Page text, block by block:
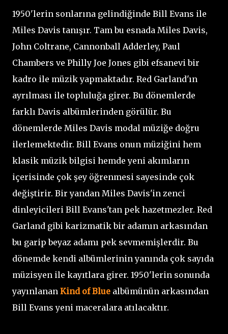
1950'lerin sonlarına gelindiğinde Bill Evans ile
Miles Davis tanışır. Tam bu esnada Miles Davis,
John Coltrane, Cannonball Adderley, Paul
Chambers ve Philly Joe Jones gibi efsanevi bir
kadro ile müzik yapmaktadır. Red Garland'ın
ayrılması ile topluluğa girer. Bu dönemlerde
farklı Davis albümlerinden görülür. Bu
dönemlerde Miles Davis modal müziğe doğru
ilerlemektedir. Bill Evans onun müziğini hem
klasik müzik bilgisi hemde yeni akımların
içerisinde çok şey öğrenmesi sayesinde çok
değiştirir. Bir yandan Miles Davis'in zenci
dinleyicileri Bill Evans'tan pek hazetmezler. Red
Garland gibi karizmatik bir adamın arkasından
bu garip beyaz adamı pek sevmemişlerdir. Bu
dönemde kendi albümlerinin yanında çok sayıda
müzisyen ile kayıtlara girer. 1950'lerin sonunda
yayınlanan Kind of Blue albümünün arkasından
Bill Evans yeni maceralara atılacaktır.